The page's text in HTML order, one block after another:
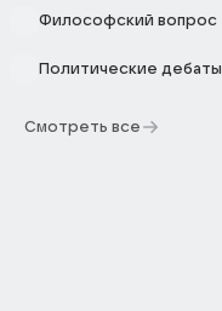
Философский вопрос
Политические дебаты
Смотреть все